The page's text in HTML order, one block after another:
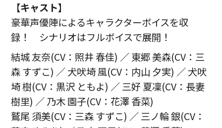
【キャスト】
豪華声優陣によるキャラクターボイスを収
録！ シナリオはフルボイスで展開！
結城 友奈(CV：照井 春佳) ／ 東郷 美森(CV：三
森 すずこ) ／ 犬吠埼 風(CV：内山 夕実) ／ 犬吠
埼 樹(CV：黒沢 ともよ) ／ 三好 夏凜(CV：長妻
樹里) ／ 乃木 園子(CV：花澤 香菜)
鷲尾 須美(CV：三森 すずこ) ／ 三ノ輪 銀(CV：